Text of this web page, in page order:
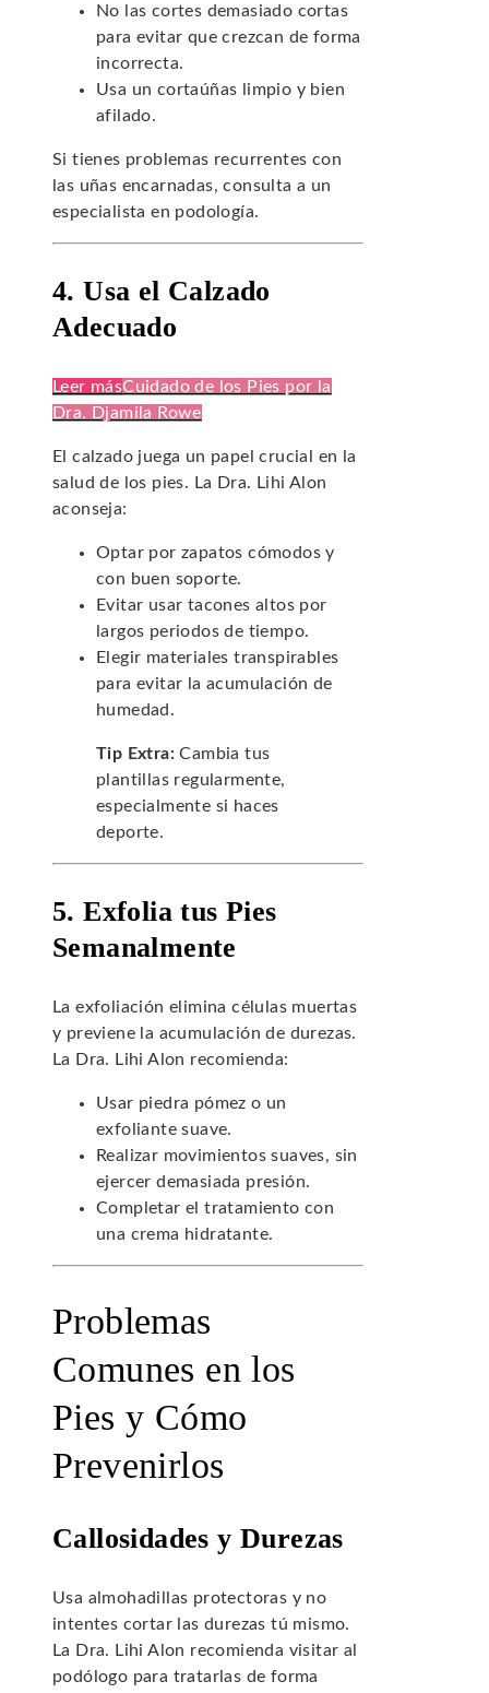
No las cortes demasiado cortas
para evitar que crezcan de forma
incorrecta.
Usa un cortaúñas limpio y bien
afilado.
Si tienes problemas recurrentes con
las uñas encarnadas, consulta a un
especialista en podología.
4. Usa el Calzado
Adecuado
Leer másCuidado de los Pies por la
Dra. Djamila Rowe
El calzado juega un papel crucial en la
salud de los pies. La Dra. Lihi Alon
aconseja:
Optar por zapatos cómodos y
con buen soporte.
Evitar usar tacones altos por
largos periodos de tiempo.
Elegir materiales transpirables
para evitar la acumulación de
humedad.
Tip Extra: Cambia tus
plantillas regularmente,
especialmente si haces
deporte.
5. Exfolia tus Pies
Semanalmente
La exfoliación elimina células muertas
y previene la acumulación de durezas.
La Dra. Lihi Alon recomienda:
Usar piedra pómez o un
exfoliante suave.
Realizar movimientos suaves, sin
ejercer demasiada presión.
Completar el tratamiento con
una crema hidratante.
Problemas
Comunes en los
Pies y Cómo
Prevenirlos
Callosidades y Durezas
Usa almohadillas protectoras y no
intentes cortar las durezas tú mismo.
La Dra. Lihi Alon recomienda visitar al
podólogo para tratarlas de forma